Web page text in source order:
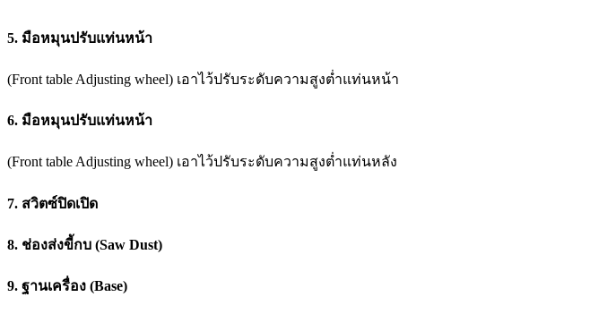
5. มือหมุนปรับแท่นหน้า
(Front table Adjusting wheel) เอาไว้ปรับระดับความสูงต่ำแท่นหน้า
6. มือหมุนปรับแท่นหน้า
(Front table Adjusting wheel) เอาไว้ปรับระดับความสูงต่ำแท่นหลัง
7. สวิตซ์ปิดเปิด
8. ช่องส่งขี้กบ (Saw Dust)
9. ฐานเครื่อง (Base)